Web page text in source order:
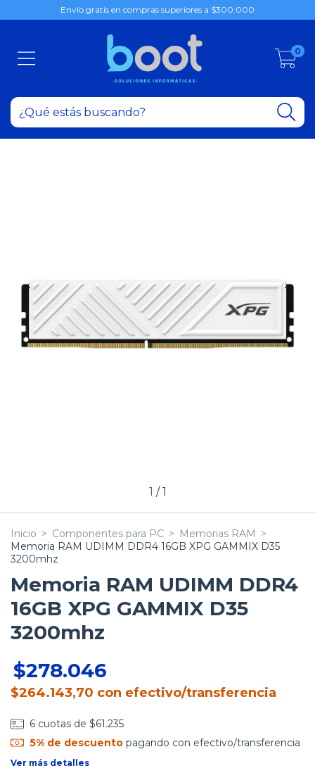
Envío gratis en compras superiores a $300.000
0
1 /1
Inicio > Componentes para PC > Memorias RAM >
Memoria RAM UDIMM DDR4 16GB XPG GAMMIX D35
3200mhz
Memoria RAM UDIMM DDR4
16GB XPG GAMMIX D35
3200mhz
$278.046
$264.143,70 con efectivo/transferencia
6 cuotas de $61.235
5% de descuentopagando con efectivo/transferencia
Ver más detalles